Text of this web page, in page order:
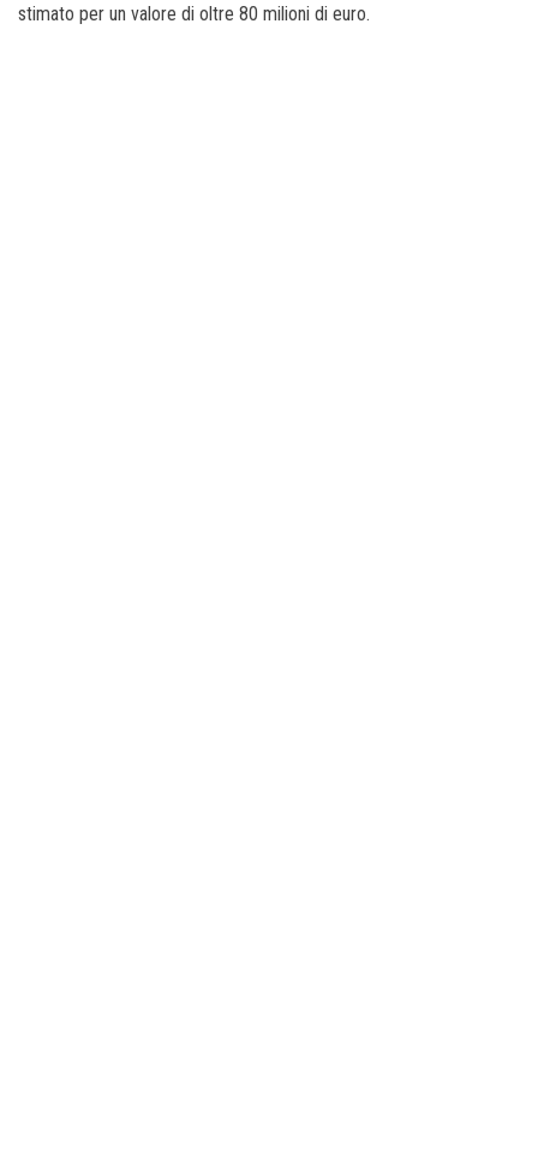
stimato per un valore di oltre 80 milioni di euro.